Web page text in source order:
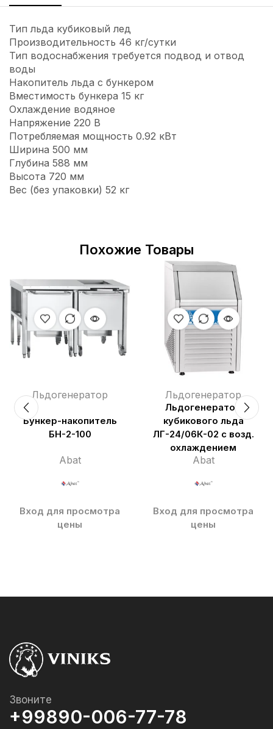
Тип льда кубиковый лед
Производительность 46 кг/сутки
Тип водоснабжения требуется подвод и отвод
воды
Накопитель льда с бункером
Вместимость бункера 15 кг
Охлаждение водяное
Напряжение 220 В
Потребляемая мощность 0.92 кВт
Ширина 500 мм
Глубина 588 мм
Высота 720 мм
Вес (без упаковки) 52 кг
Похожие Товары
Льдогенератор
Бункер-накопитель
БН-2-100
Abat
Вход для просмотра
цены
Льдогенератор
Льдогенератор
кубикового льда
ЛГ-24/06К-02 с возд.
охлаждением
Abat
Вход для просмотра
цены
Звоните
+99890-006-77-78